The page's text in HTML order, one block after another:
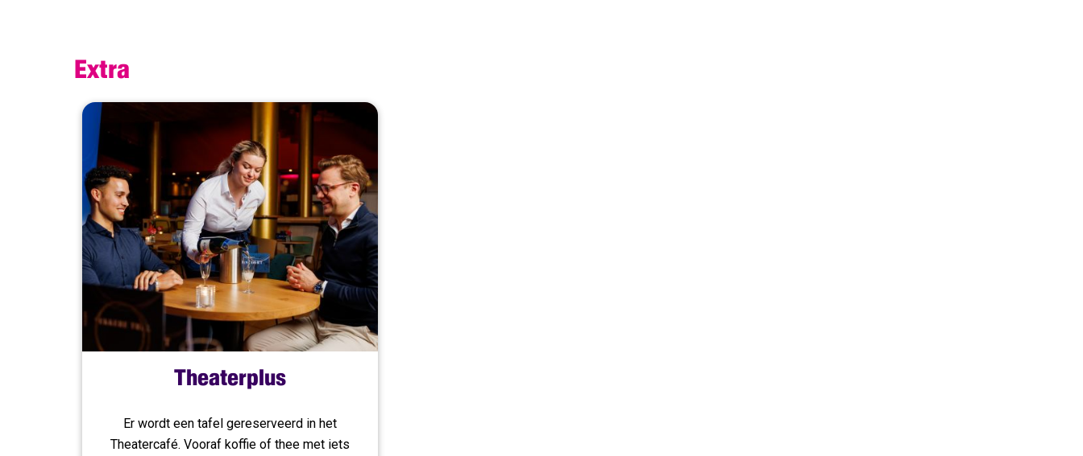
Extra
Theaterplus
Er wordt een tafel gereserveerd in het
Theatercafé. Vooraf koffie of thee met iets